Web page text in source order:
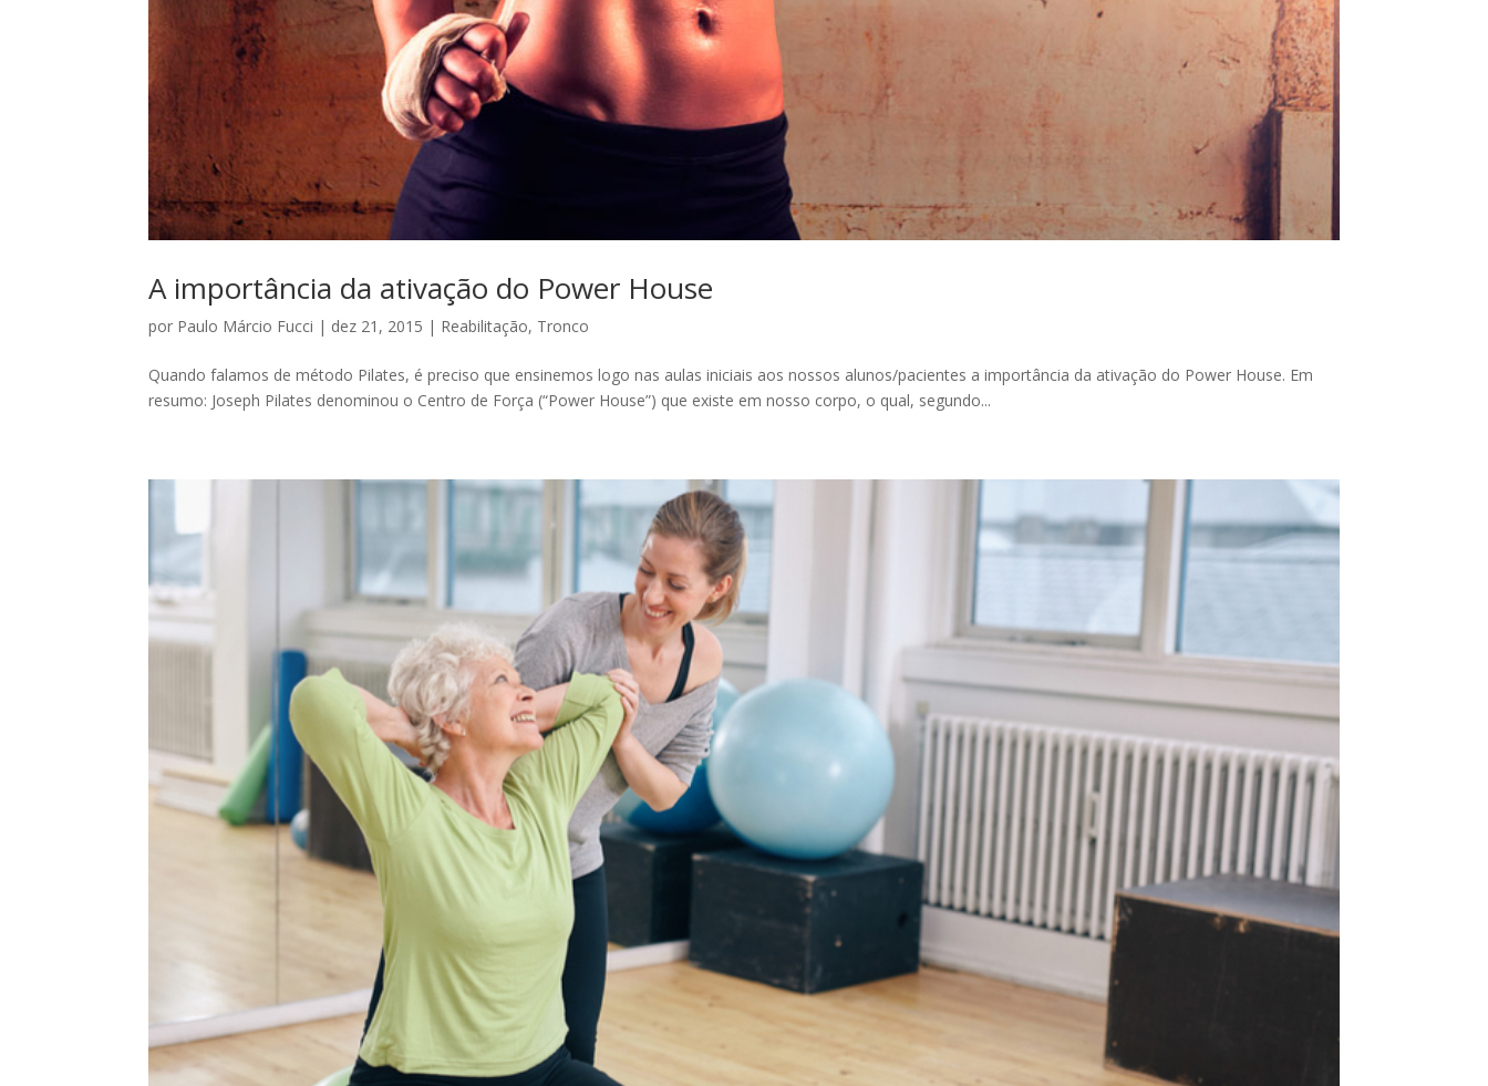
A importância da ativação do Power House
por Paulo Márcio Fucci | dez 21, 2015 | Reabilitação, Tronco
Quando falamos de método Pilates, é preciso que ensinemos logo nas aulas iniciais aos nossos alunos/pacientes a importância da ativação do Power House. Em
resumo: Joseph Pilates denominou o Centro de Força (“Power House”) que existe em nosso corpo, o qual, segundo...